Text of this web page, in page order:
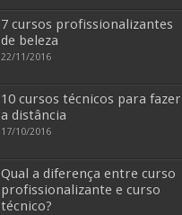
7 cursos profissionalizantes
de beleza
22/11/2016
10 cursos técnicos para fazer
a distância
17/10/2016
Qual a diferença entre curso
profissionalizante e curso
técnico?